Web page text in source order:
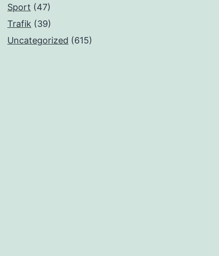
Sport (47)
Trafik (39)
Uncategorized (615)